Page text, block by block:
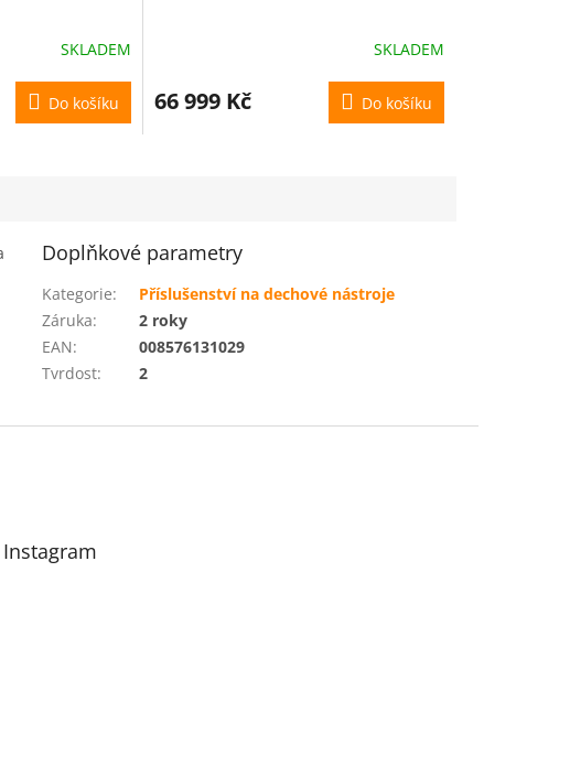
SKLADEM
Do košíku
SKLADEM
66 999 Kč Do košíku
Doplňkové parametry
Kategorie:
Příslušenství na dechové nástroje
Záruka:
2 roky
EAN:
008576131029
Tvrdost: 2
Instagram